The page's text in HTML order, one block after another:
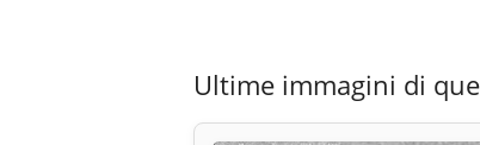
Ultime immagini di